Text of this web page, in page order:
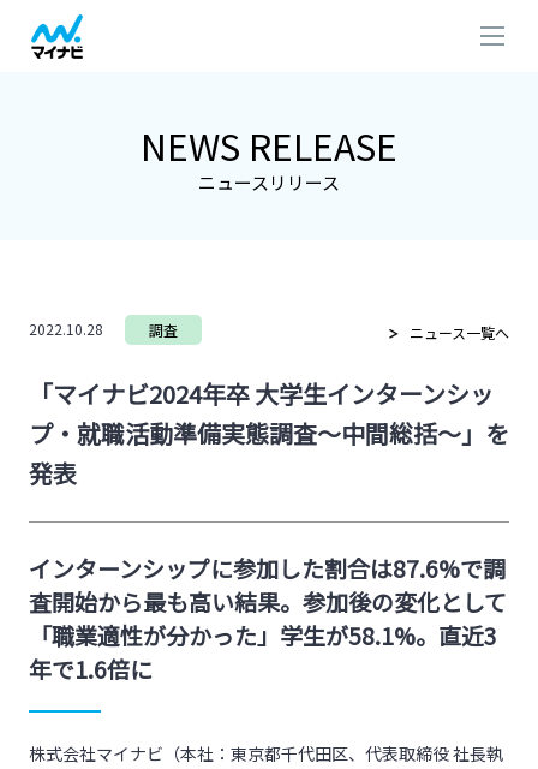
NEWS RELEASE
ニュースリリース
2022.10.28 調査 ニュース一覧へ
「マイナビ2024年卒 大学生インターンシッ
プ・就職活動準備実態調査～中間総括～」を
発表
インターンシップに参加した割合は87.6%で調
査開始から最も高い結果。参加後の変化として
「職業適性が分かった」学生が58.1%。直近3
年で1.6倍に
株式会社マイナビ（本社：東京都千代田区、代表取締役 社長執